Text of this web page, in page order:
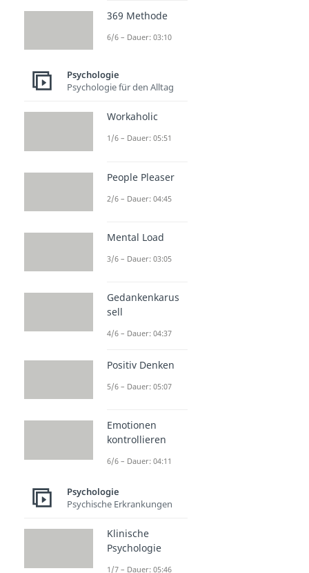
369 Methode
6/6 – Dauer: 03:10
Psychologie
Psychologie für den Alltag
Workaholic
1/6 – Dauer: 05:51
People Pleaser
2/6 – Dauer: 04:45
Mental Load
3/6 – Dauer: 03:05
Gedankenkarus
sell
4/6 – Dauer: 04:37
Positiv Denken
5/6 – Dauer: 05:07
Emotionen
kontrollieren
6/6 – Dauer: 04:11
Psychologie
Psychische Erkrankungen
Klinische
Psychologie
1/7 – Dauer: 05:46